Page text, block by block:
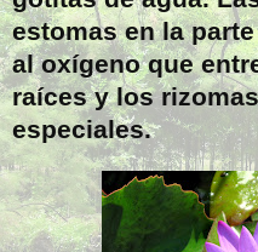
estomas en la
al oxígeno que
raíces y los
especiales.